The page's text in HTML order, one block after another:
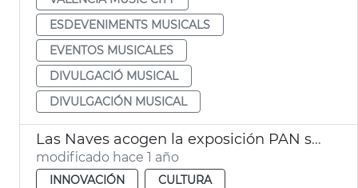
ESDEVENIMENTS MUSICALS
EVENTOS MUSICALES
DIVULGACIÓ MUSICAL
DIVULGACIÓN MUSICAL
Las Naves acogen la exposición PAN sobre alimentación infantil
modificado hace 1 año
INNOVACIÓN
CULTURA